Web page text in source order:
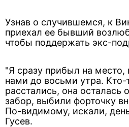
Узнав о случившемся, к
приехал ее бывший
чтобы поддержать экс-
"Я сразу прибыл на место,
нами до восьми утра. Кто-
расстались, она осталась
забор, выбили форточку
По-видимому, искали,
Гусев.